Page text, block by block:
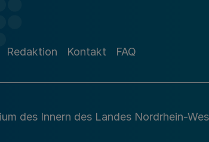
Richtlinie
Redaktion Kontakt FAQ
des Innern des Landes Nordrhein-